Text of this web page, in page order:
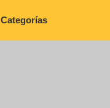
Categorías